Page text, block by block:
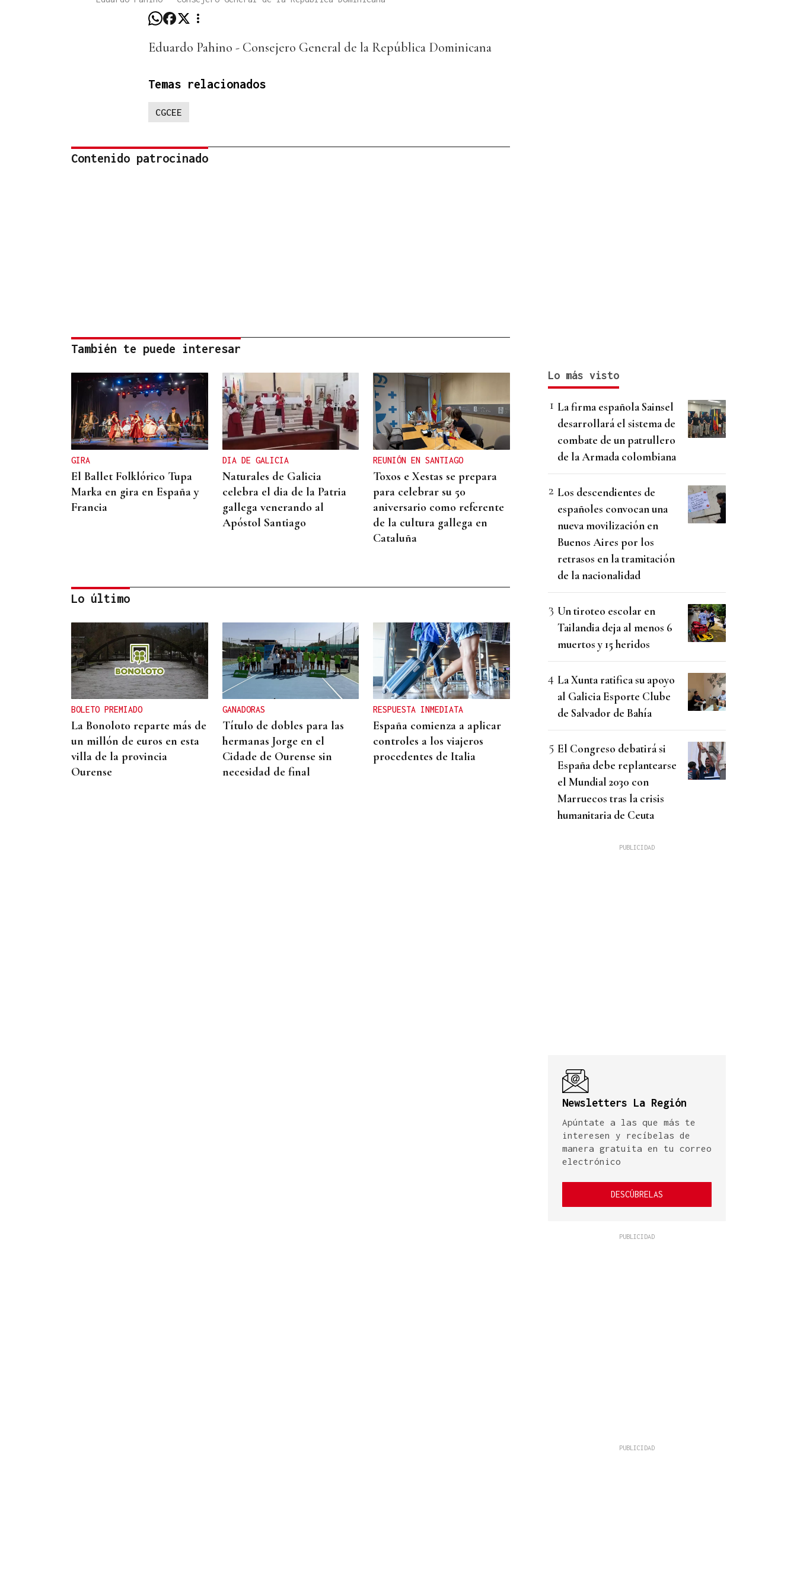
Eduardo Pahino - Consejero General de la República Dominicana
Temas relacionados
CGCEE
Contenido patrocinado
También te puede interesar
GIRA
El Ballet Folklórico Tupa
Marka en gira en España y
Francia
DIA DE GALICIA
Naturales de Galicia
celebra el dia de la Patria
gallega venerando al
Apóstol Santiago
REUNIÓN EN SANTIAGO
Toxos e Xestas se prepara
para celebrar su 50
aniversario como referente
de la cultura gallega en
Cataluña
DEPORTE EN LA DIÁSPORA
La Xunta ratifica su apoyo
al Galicia Esporte Clube de
Salvador de Bahía
Lo último
BOLETO PREMIADO
La Bonoloto reparte más de
un millón de euros en esta
villa de la provincia
Ourense
GANADORAS
Título de dobles para las
hermanas Jorge en el
Cidade de Ourense sin
necesidad de final
RESPUESTA INMEDIATA
España comienza a aplicar
controles a los viajeros
procedentes de Italia
Lo más visto
La firma española Sainsel
desarrollará el sistema de
combate de un patrullero
de la Armada colombiana
Los descendientes de
españoles convocan una
nueva movilización en
Buenos Aires por los
retrasos en la tramitación
de la nacionalidad
Un tiroteo escolar en
Tailandia deja al menos 6
muertos y 15 heridos
La Xunta ratifica su apoyo
al Galicia Esporte Clube
de Salvador de Bahía
El Congreso debatirá si
España debe replantearse
el Mundial 2030 con
Marruecos tras la crisis
humanitaria de Ceuta
Newsletters La Región
Apúntate a las que más te
interesen y recíbelas de
manera gratuita en tu correo
electrónico
DESCÚBRELAS